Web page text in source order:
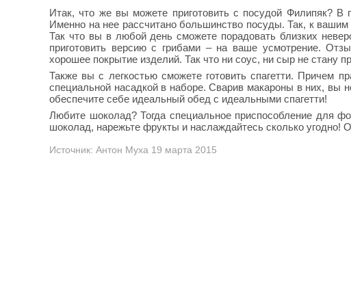
Итак, что же вы можете приготовить с посудой Филипяк?
Именно на нее рассчитано большинство посуды. Так, к
Так что вы в любой день сможете порадовать близких
приготовить версию с грибами – на ваше усмотрение.
хорошее покрытие изделий. Так что ни соус, ни сыр не стану
Также вы с легкостью сможете готовить спагетти. Причем
специальной насадкой в наборе. Сварив макароны в них, вы
обеспечите себе идеальный обед с идеальными спагетти!
Любите шоколад? Тогда специальное приспособление для
шоколад, нарежьте фрукты и наслаждайтесь сколько угодно!
Источник: Антон Муха 19 марта 2015